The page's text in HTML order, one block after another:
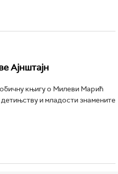
Ајнштајн
књигу о Милеви Марић
детињству и младости знамените